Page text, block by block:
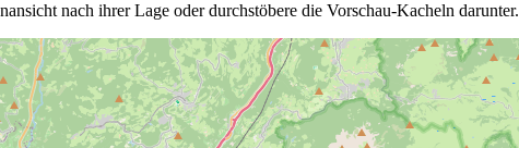
nach ihrer Lage oder durchstöbere die Vorschau-Kacheln darunter.